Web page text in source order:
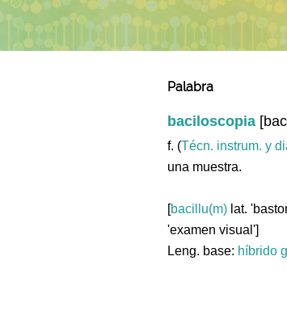
Palabra
baciloscopia
f. (Técn. instrum. y
una muestra.
[bacillu(m) lat.
'examen visual']
Leng. base: híbrido